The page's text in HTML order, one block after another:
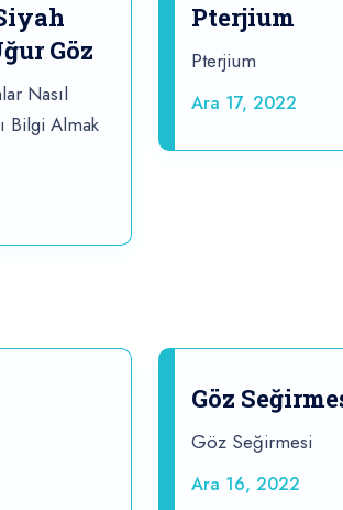
Göz
Nasıl
Bilgi Almak
Pterjium
Pterjium
Ara 17, 2022
Göz
Göz Seğirmesi
Ara 16, 2022